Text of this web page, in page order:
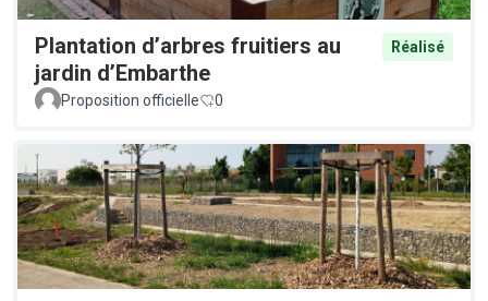
Plantation d’arbres fruitiers au
jardin d’Embarthe
Réalisé
Proposition officielle 0